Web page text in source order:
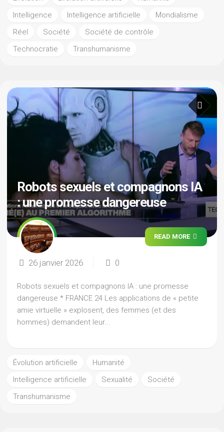
Intelligence
Intelligence artificielle
Mondialisme
Réel
Société
Société de contrôle
Technocratie
Transhumanisme
Robots sexuels et compagnons IA
: une promesse dangereuse
READ MORE
26 janvier 2026 0
Robots sexuels et compagnons IA : une promesse
dangereuse * FRANCE 24 Les applications de « petite
amie virtuelle » explosent, des femmes (et des
hommes) demandent leur...
Évolution artificielle
Humanité
Intelligence artificielle
Sexualité
Société
Transhumanisme